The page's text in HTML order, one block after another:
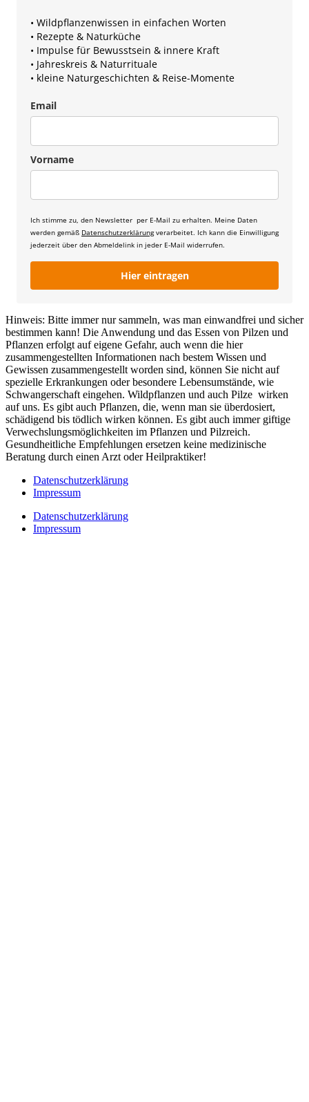
• Wildpflanzenwissen in einfachen Worten
• Rezepte & Naturküche
• Impulse für Bewusstsein & innere Kraft
• Jahreskreis & Naturrituale
• kleine Naturgeschichten & Reise-Momente
Email
Vorname
Ich stimme zu, den Newsletter per E-Mail zu erhalten. Meine Daten
werden gemäß Datenschutzerklärungverarbeitet. Ich kann die Einwilligung
jederzeit über den Abmeldelink in jeder E-Mail widerrufen.
Hier eintragen
Hinweis: Bitte immer nur sammeln, was man einwandfrei und sicher
bestimmen kann! Die Anwendung und das Essen von Pilzen und
Pflanzen erfolgt auf eigene Gefahr, auch wenn die hier
zusammengestellten Informationen nach bestem Wissen und
Gewissen zusammengestellt worden sind, können Sie nicht auf
spezielle Erkrankungen oder besondere Lebensumstände, wie
Schwangerschaft eingehen. Wildpflanzen und auch Pilze wirken
auf uns. Es gibt auch Pflanzen, die, wenn man sie überdosiert,
schädigend bis tödlich wirken können. Es gibt auch immer giftige
Verwechslungsmöglichkeiten im Pflanzen und Pilzreich.
Gesundheitliche Empfehlungen ersetzen keine medizinische
Beratung durch einen Arzt oder Heilpraktiker!
Datenschutzerklärung
Impressum
Datenschutzerklärung
Impressum